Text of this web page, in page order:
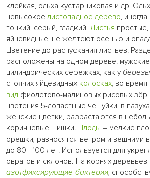
клейкая, ольха кустарниковая и др.
невысокое листопадное дерево, иногда
тонкий, серый, гладкий. Листья
яйцевидные, не желтеют осенью и
Цветение до распускания листьев.
расположены на одном дереве:
цилиндрических серёжках, как уберёзы
стоячих яйцевидных колосках, во время
вид фиолетово-малиновых рисовых
цветения 5-лопастные чешуйки, в
женские цветки, разрастаются в
коричневые шишки. Плоды – мелкие
орешки, разносятся ветром и вешними
до 80—100 лет. Используется для
оврагов и склонов. На корнях
азотфиксирующие бактерии,